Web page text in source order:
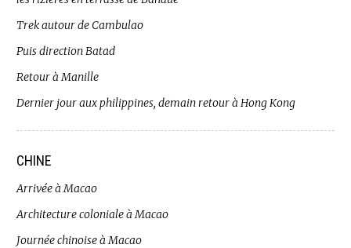
Trek autour de Cambulao
Puis direction Batad
Retour à Manille
Dernier jour aux philippines, demain retour à Hong Kong
CHINE
Arrivée à Macao
Architecture coloniale à Macao
Journée chinoise à Macao